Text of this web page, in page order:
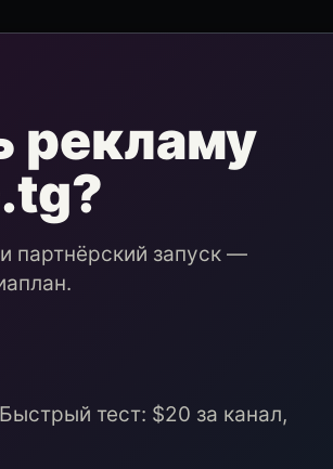
рекламу
партнёрский запуск —
тест: $20 за канал,